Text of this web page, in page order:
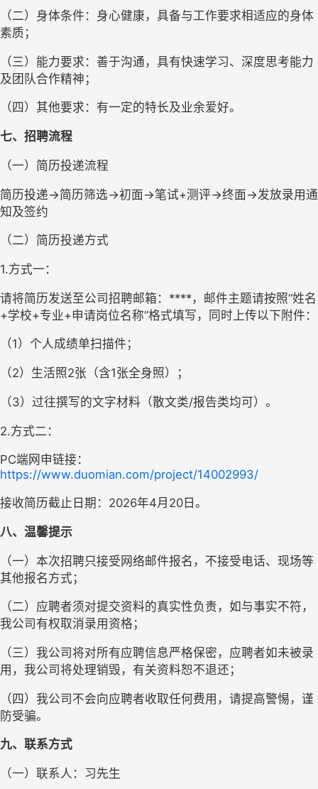
（二） 身体条件：身心健康，具备与工作要求相适应的身体
素质；
（三） 能力要求：善于沟通，具有快速学习、深度思考能力
及团队合作精神；
（四 ） 其他要求：有一定的特长及业余爱好。
七、 招聘流程
（一） 简历投递流程
简历投递→简历筛选→初面→笔试+测评→终面→发放录用通
知及签约
（二） 简历投递方式
1.方式一：
请将简历发送至公司招聘邮箱： ****，邮件主题请按照“姓名
+学校+专业+申请岗位名称”格式填写，同时上传以下附件：
（1） 个人成绩单扫描件 ；
（2） 生活照2张（含1张全身照） ；
（3） 过往撰写的文字材料（散文类/报告类均可） 。
2.方式二：
PC端网申链接：
https://www.duomian.com/project/14002993/
接收简历截止日期： 2026年4月 20 日 。
八、 温馨提示
（一） 本次招聘只接受网络邮件报名，不接受电话、现场等
其他报名方式；
（二） 应聘者须对提交资料的真实性负责，如与事实不符，
我公司有权取消录用资格；
（三） 我公司将对所有应聘信息严格保密，应聘者如未被录
用，我公司将处理销毁，有关资料恕不退还；
（四） 我公司不会向应聘者收取任何费用，请提高警惕，谨
防受骗。
九、联系方式
（一）联系人：习先生